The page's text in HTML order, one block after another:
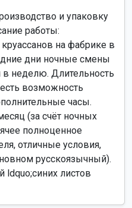
и упаковку
работы:
на фабрике в
дни ночные смены
в неделю. Длительность
возможность
часы.
(за счёт ночных
полноценное
отличные условия,
русскоязычный).
ldquo;синих листов